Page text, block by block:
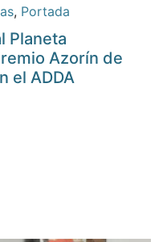
, Portada
Planeta
Azorín de
el ADDA